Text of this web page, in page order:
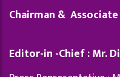
Chairman &
Editor-in -Chief : Mr.